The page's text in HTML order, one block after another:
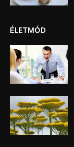
ÉLETMÓD